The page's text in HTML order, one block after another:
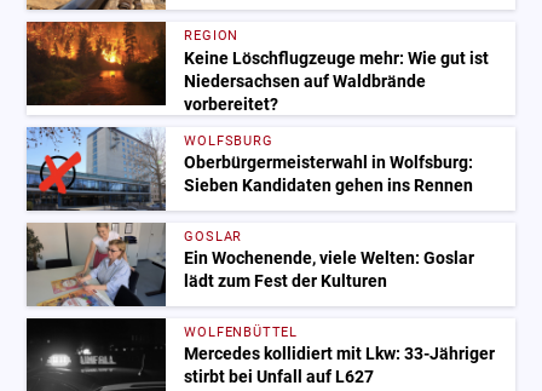
REGION
Keine Löschflugzeuge mehr: Wie gut ist
Niedersachsen auf Waldbrände
vorbereitet?
WOLFSBURG
Oberbürgermeisterwahl in Wolfsburg:
Sieben Kandidaten gehen ins Rennen
GOSLAR
Ein Wochenende, viele Welten: Goslar
lädt zum Fest der Kulturen
WOLFENBÜTTEL
Mercedes kollidiert mit Lkw: 33-Jähriger
stirbt bei Unfall auf L627